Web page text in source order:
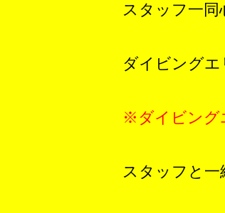
スタッフ一同
ダイビングエ
※ダイビング
スタッフと一